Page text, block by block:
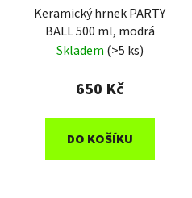
Keramický hrnek PARTY
BALL 500 ml, modrá
Skladem (>5 ks)
650 Kč
DO KOŠÍKU